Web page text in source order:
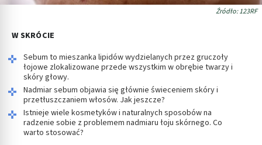
Źródło: 123RF
W SKRÓCIE
Sebum to mieszanka lipidów wydzielanych przez gruczoły
łojowe zlokalizowane przede wszystkim w obrębie twarzy i
skóry głowy.
Nadmiar sebum objawia się głównie świeceniem skóry i
przetłuszczaniem włosów. Jak jeszcze?
Istnieje wiele kosmetyków i naturalnych sposobów na
radzenie sobie z problemem nadmiaru łoju skórnego. Co
warto stosować?